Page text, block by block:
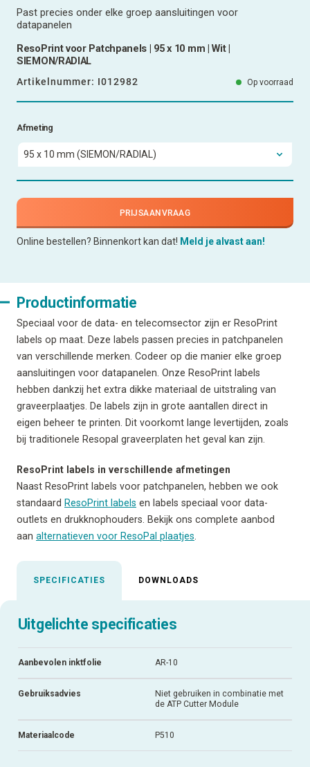
Past precies onder elke groep aansluitingen voor
datapanelen
ResoPrint voor Patchpanels | 95 x 10 mm | Wit |
SIEMON/RADIAL
Artikelnummer: I012982 Op voorraad
Afmeting
PRIJSAANVRAAG
Online bestellen? Binnenkort kan dat! Meld je alvast aan!
Productinformatie
Speciaal voor de data- en telecomsector zijn er ResoPrint
labels op maat. Deze labels passen precies in patchpanelen
van verschillende merken. Codeer op die manier elke groep
aansluitingen voor datapanelen. Onze ResoPrint labels
hebben dankzij het extra dikke materiaal de uitstraling van
graveerplaatjes. De labels zijn in grote aantallen direct in
eigen beheer te printen. Dit voorkomt lange levertijden, zoals
bij traditionele Resopal graveerplaten het geval kan zijn.
ResoPrint labels in verschillende afmetingen
Naast ResoPrint labels voor patchpanelen, hebben we ook
standaard ResoPrint labels en labels speciaal voor data-
outlets en drukknophouders. Bekijk ons complete aanbod
aan alternatieven voor ResoPal plaatjes
SPECIFICATIES DOWNLOADS
Uitgelichte specificaties
Aanbevolen inktfolie AR-10
Gebruiksadvies
Niet gebruiken in combinatie met
de ATP Cutter Module
Materiaalcode P510